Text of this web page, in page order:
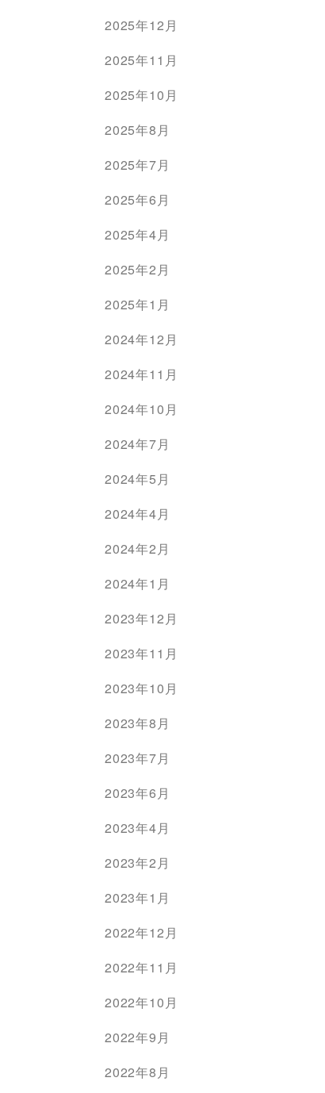
2025年12月
2025年11月
2025年10月
2025年8月
2025年7月
2025年6月
2025年4月
2025年2月
2025年1月
2024年12月
2024年11月
2024年10月
2024年7月
2024年5月
2024年4月
2024年2月
2024年1月
2023年12月
2023年11月
2023年10月
2023年8月
2023年7月
2023年6月
2023年4月
2023年2月
2023年1月
2022年12月
2022年11月
2022年10月
2022年9月
2022年8月